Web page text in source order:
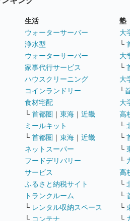
生活
ウォーターサーバー
浄水型
ウォーターサーバー
家事代行サービス
ハウスクリーニング
コインランドリー
食材宅配
└ 首都圏 ｜ 東海 ｜ 近畿
ミールキット
└ 首都圏 ｜ 東海 ｜ 近畿
ネットスーパー
フードデリバリー
サービス
ふるさと納税サイト
トランクルーム
└ レンタル収納スペース
└ コンテナ
塾
大
└
大
└
大
└
大
高
└
└
└
└
高
└
└
└
└